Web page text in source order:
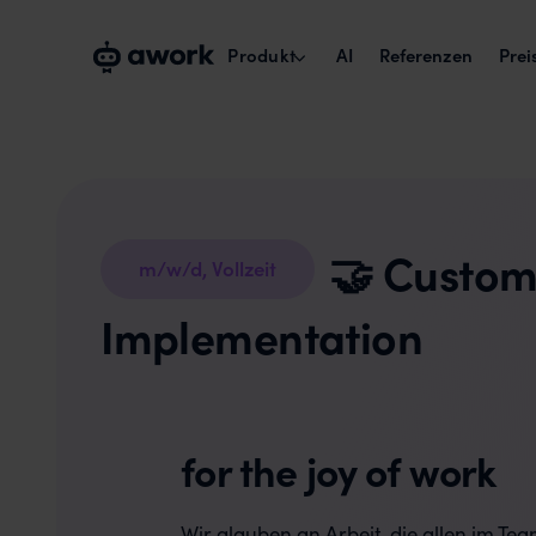
Produkt
Projektmanagement
Projekte über Teams umsetzen.
Zeiterfassung & Reports
Billability maximieren.
AI Referenzen
m/w/d, Vollzeit
🤝
Implementation
for the joy of work